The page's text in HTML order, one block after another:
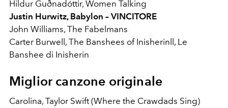
Hildur Guðnadóttir, Women Talking
Justin Hurwitz, Babylon – VINCITORE
John Williams, The Fabelmans
Carter Burwell, The Banshees of Inisherin ll, Le
Banshee di Inisherin
Miglior canzone originale
Carolina, Taylor Swift (Where the Crawdads Sing)